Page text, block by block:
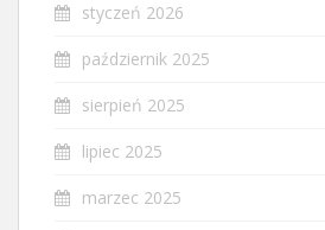
styczeń 2026
październik 2025
sierpień 2025
lipiec 2025
marzec 2025